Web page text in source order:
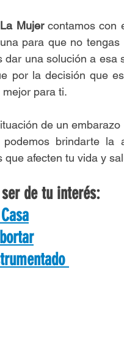
Mujer contamos con
para que no
dar una solución a esa
por la decisión que
para ti.
de un
podemos brindarte
afecten tu vida y
de tu interés: